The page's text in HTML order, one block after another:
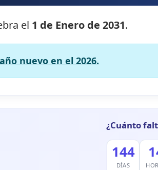
el 1 de Enero de 2031.
nuevo en el 2026.
¿Cuánto
144
DÍAS